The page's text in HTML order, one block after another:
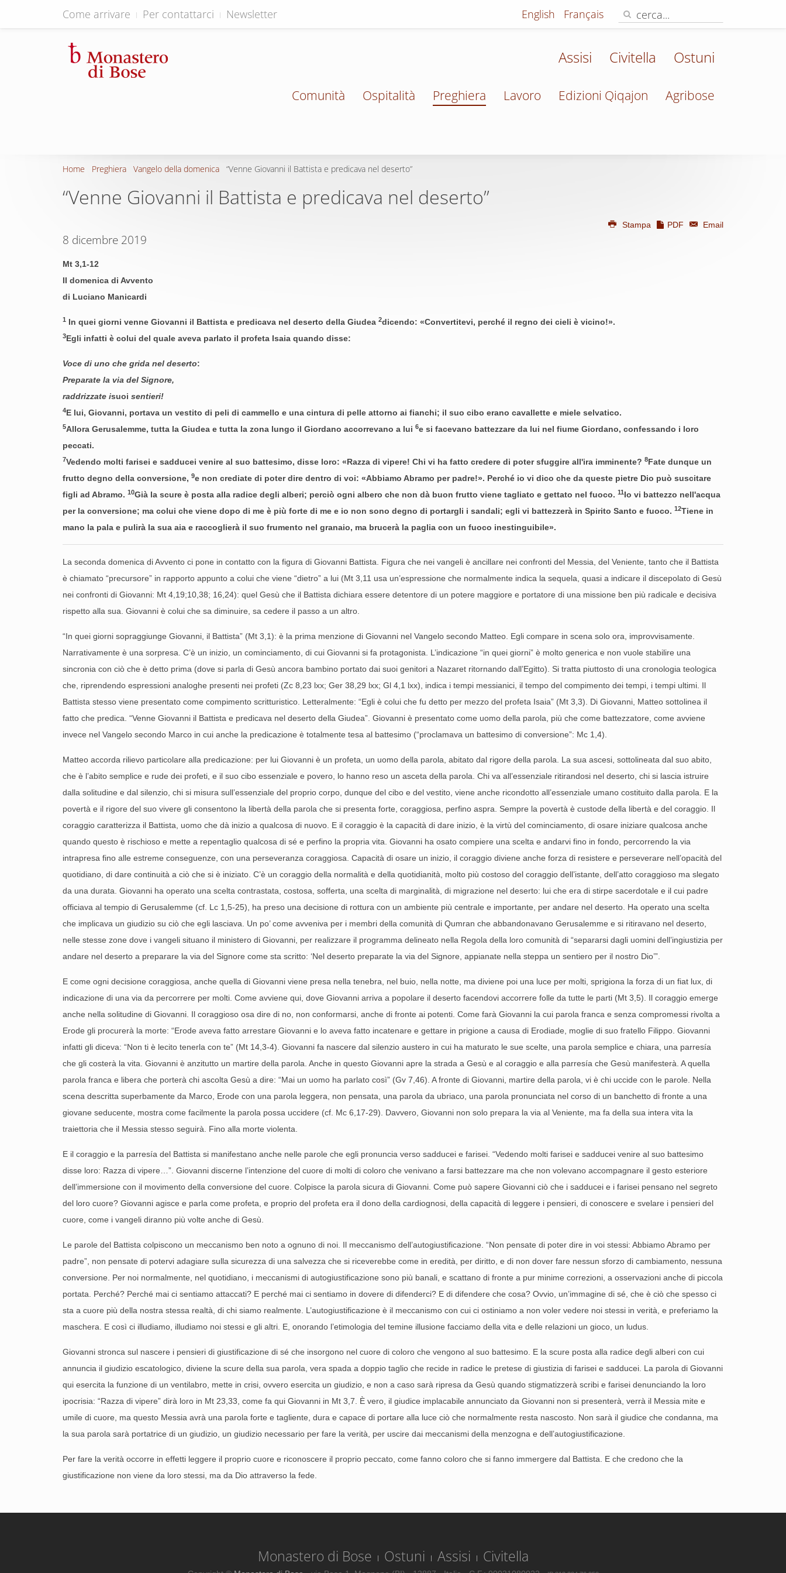
Come arrivare Per contattarci Newsletter English Français
Assisi Civitella Ostuni
Comunità Ospitalità Preghiera Lavoro Edizioni Qiqajon Agribose
Home Preghiera Vangelo della domenica “Venne Giovanni il Battista e predicava nel deserto”
“Venne Giovanni il Battista e predicava nel deserto”
Stampa PDF Email
8 dicembre 2019
Mt 3,1-12
II domenica di Avvento
di Luciano Manicardi
1 In quei giorni venne Giovanni il Battista e predicava nel deserto della Giudea 2dicendo: «Convertitevi, perché il regno dei cieli è vicino!».
3Egli infatti è colui del quale aveva parlato il profeta Isaia quando disse:
Voce di uno che grida nel deserto:
Preparate la via del Signore,
raddrizzate isuoi sentieri!
4E lui, Giovanni, portava un vestito di peli di cammello e una cintura di pelle attorno ai fianchi; il suo cibo erano cavallette e miele selvatico.
5Allora Gerusalemme, tutta la Giudea e tutta la zona lungo il Giordano accorrevano a lui 6e si facevano battezzare da lui nel fiume Giordano, confessando i loro
peccati.
7Vedendo molti farisei e sadducei venire al suo battesimo, disse loro: «Razza di vipere! Chi vi ha fatto credere di poter sfuggire all'ira imminente? 8Fate dunque un
frutto degno della conversione, 9e non crediate di poter dire dentro di voi: «Abbiamo Abramo per padre!». Perché io vi dico che da queste pietre Dio può suscitare
figli ad Abramo. 10Già la scure è posta alla radice degli alberi; perciò ogni albero che non dà buon frutto viene tagliato e gettato nel fuoco. 11Io vi battezzo nell'acqua
per la conversione; ma colui che viene dopo di me è più forte di me e io non sono degno di portargli i sandali; egli vi battezzerà in Spirito Santo e fuoco. 12Tiene in
mano la pala e pulirà la sua aia e raccoglierà il suo frumento nel granaio, ma brucerà la paglia con un fuoco inestinguibile».
La seconda domenica di Avvento ci pone in contatto con la figura di Giovanni Battista. Figura che nei vangeli è ancillare nei confronti del Messia, del Veniente, tanto che il Battista
è chiamato “precursore” in rapporto appunto a colui che viene “dietro” a lui (Mt 3,11 usa un’espressione che normalmente indica la sequela, quasi a indicare il discepolato di Gesù
nei confronti di Giovanni: Mt 4,19;10,38; 16,24): quel Gesù che il Battista dichiara essere detentore di un potere maggiore e portatore di una missione ben più radicale e decisiva
rispetto alla sua. Giovanni è colui che sa diminuire, sa cedere il passo a un altro.
“In quei giorni sopraggiunge Giovanni, il Battista” (Mt 3,1): è la prima menzione di Giovanni nel Vangelo secondo Matteo. Egli compare in scena solo ora, improvvisamente.
Narrativamente è una sorpresa. C’è un inizio, un cominciamento, di cui Giovanni si fa protagonista. L’indicazione “in quei giorni” è molto generica e non vuole stabilire una
sincronia con ciò che è detto prima (dove si parla di Gesù ancora bambino portato dai suoi genitori a Nazaret ritornando dall’Egitto). Si tratta piuttosto di una cronologia teologica
che, riprendendo espressioni analoghe presenti nei profeti (Zc 8,23 lxx; Ger 38,29 lxx; Gl 4,1 lxx), indica i tempi messianici, il tempo del compimento dei tempi, i tempi ultimi. Il
Battista stesso viene presentato come compimento scritturistico. Letteralmente: “Egli è colui che fu detto per mezzo del profeta Isaia” (Mt 3,3). Di Giovanni, Matteo sottolinea il
fatto che predica. “Venne Giovanni il Battista e predicava nel deserto della Giudea”. Giovanni è presentato come uomo della parola, più che come battezzatore, come avviene
invece nel Vangelo secondo Marco in cui anche la predicazione è totalmente tesa al battesimo (“proclamava un battesimo di conversione”: Mc 1,4).
Matteo accorda rilievo particolare alla predicazione: per lui Giovanni è un profeta, un uomo della parola, abitato dal rigore della parola. La sua ascesi, sottolineata dal suo abito,
che è l’abito semplice e rude dei profeti, e il suo cibo essenziale e povero, lo hanno reso un asceta della parola. Chi va all’essenziale ritirandosi nel deserto, chi si lascia istruire
dalla solitudine e dal silenzio, chi si misura sull’essenziale del proprio corpo, dunque del cibo e del vestito, viene anche ricondotto all’essenziale umano costituito dalla parola. E la
povertà e il rigore del suo vivere gli consentono la libertà della parola che si presenta forte, coraggiosa, perfino aspra. Sempre la povertà è custode della libertà e del coraggio. Il
coraggio caratterizza il Battista, uomo che dà inizio a qualcosa di nuovo. E il coraggio è la capacità di dare inizio, è la virtù del cominciamento, di osare iniziare qualcosa anche
quando questo è rischioso e mette a repentaglio qualcosa di sé e perfino la propria vita. Giovanni ha osato compiere una scelta e andarvi fino in fondo, percorrendo la via
intrapresa fino alle estreme conseguenze, con una perseveranza coraggiosa. Capacità di osare un inizio, il coraggio diviene anche forza di resistere e perseverare nell’opacità del
quotidiano, di dare continuità a ciò che si è iniziato. C’è un coraggio della normalità e della quotidianità, molto più costoso del coraggio dell’istante, dell’atto coraggioso ma slegato
da una durata. Giovanni ha operato una scelta contrastata, costosa, sofferta, una scelta di marginalità, di migrazione nel deserto: lui che era di stirpe sacerdotale e il cui padre
officiava al tempio di Gerusalemme (cf. Lc 1,5-25), ha preso una decisione di rottura con un ambiente più centrale e importante, per andare nel deserto. Ha operato una scelta
che implicava un giudizio su ciò che egli lasciava. Un po’ come avveniva per i membri della comunità di Qumran che abbandonavano Gerusalemme e si ritiravano nel deserto,
nelle stesse zone dove i vangeli situano il ministero di Giovanni, per realizzare il programma delineato nella Regola della loro comunità di “separarsi dagli uomini dell’ingiustizia per
andare nel deserto a preparare la via del Signore come sta scritto: ‘Nel deserto preparate la via del Signore, appianate nella steppa un sentiero per il nostro Dio’”.
E come ogni decisione coraggiosa, anche quella di Giovanni viene presa nella tenebra, nel buio, nella notte, ma diviene poi una luce per molti, sprigiona la forza di un fiat lux, di
indicazione di una via da percorrere per molti. Come avviene qui, dove Giovanni arriva a popolare il deserto facendovi accorrere folle da tutte le parti (Mt 3,5). Il coraggio emerge
anche nella solitudine di Giovanni. Il coraggioso osa dire di no, non conformarsi, anche di fronte ai potenti. Come farà Giovanni la cui parola franca e senza compromessi rivolta a
Erode gli procurerà la morte: “Erode aveva fatto arrestare Giovanni e lo aveva fatto incatenare e gettare in prigione a causa di Erodiade, moglie di suo fratello Filippo. Giovanni
infatti gli diceva: “Non ti è lecito tenerla con te” (Mt 14,3-4). Giovanni fa nascere dal silenzio austero in cui ha maturato le sue scelte, una parola semplice e chiara, una parresía
che gli costerà la vita. Giovanni è anzitutto un martire della parola. Anche in questo Giovanni apre la strada a Gesù e al coraggio e alla parresía che Gesù manifesterà. A quella
parola franca e libera che porterà chi ascolta Gesù a dire: “Mai un uomo ha parlato così” (Gv 7,46). A fronte di Giovanni, martire della parola, vi è chi uccide con le parole. Nella
scena descritta superbamente da Marco, Erode con una parola leggera, non pensata, una parola da ubriaco, una parola pronunciata nel corso di un banchetto di fronte a una
giovane seducente, mostra come facilmente la parola possa uccidere (cf. Mc 6,17-29). Davvero, Giovanni non solo prepara la via al Veniente, ma fa della sua intera vita la
traiettoria che il Messia stesso seguirà. Fino alla morte violenta.
E il coraggio e la parresía del Battista si manifestano anche nelle parole che egli pronuncia verso sadducei e farisei. “Vedendo molti farisei e sadducei venire al suo battesimo
disse loro: Razza di vipere…”. Giovanni discerne l’intenzione del cuore di molti di coloro che venivano a farsi battezzare ma che non volevano accompagnare il gesto esteriore
dell’immersione con il movimento della conversione del cuore. Colpisce la parola sicura di Giovanni. Come può sapere Giovanni ciò che i sadducei e i farisei pensano nel segreto
del loro cuore? Giovanni agisce e parla come profeta, e proprio del profeta era il dono della cardiognosi, della capacità di leggere i pensieri, di conoscere e svelare i pensieri del
cuore, come i vangeli diranno più volte anche di Gesù.
Le parole del Battista colpiscono un meccanismo ben noto a ognuno di noi. Il meccanismo dell’autogiustificazione. “Non pensate di poter dire in voi stessi: Abbiamo Abramo per
padre”, non pensate di potervi adagiare sulla sicurezza di una salvezza che si riceverebbe come in eredità, per diritto, e di non dover fare nessun sforzo di cambiamento, nessuna
conversione. Per noi normalmente, nel quotidiano, i meccanismi di autogiustificazione sono più banali, e scattano di fronte a pur minime correzioni, a osservazioni anche di piccola
portata. Perché? Perché mai ci sentiamo attaccati? E perché mai ci sentiamo in dovere di difenderci? E di difendere che cosa? Ovvio, un’immagine di sé, che è ciò che spesso ci
sta a cuore più della nostra stessa realtà, di chi siamo realmente. L’autogiustificazione è il meccanismo con cui ci ostiniamo a non voler vedere noi stessi in verità, e preferiamo la
maschera. E così ci illudiamo, illudiamo noi stessi e gli altri. E, onorando l’etimologia del temine illusione facciamo della vita e delle relazioni un gioco, un ludus.
Giovanni stronca sul nascere i pensieri di giustificazione di sé che insorgono nel cuore di coloro che vengono al suo battesimo. E la scure posta alla radice degli alberi con cui
annuncia il giudizio escatologico, diviene la scure della sua parola, vera spada a doppio taglio che recide in radice le pretese di giustizia di farisei e sadducei. La parola di Giovanni
qui esercita la funzione di un ventilabro, mette in crisi, ovvero esercita un giudizio, e non a caso sarà ripresa da Gesù quando stigmatizzerà scribi e farisei denunciando la loro
ipocrisia: “Razza di vipere” dirà loro in Mt 23,33, come fa qui Giovanni in Mt 3,7. È vero, il giudice implacabile annunciato da Giovanni non si presenterà, verrà il Messia mite e
umile di cuore, ma questo Messia avrà una parola forte e tagliente, dura e capace di portare alla luce ciò che normalmente resta nascosto. Non sarà il giudice che condanna, ma
la sua parola sarà portatrice di un giudizio, un giudizio necessario per fare la verità, per uscire dai meccanismi della menzogna e dell’autogiustificazione.
Per fare la verità occorre in effetti leggere il proprio cuore e riconoscere il proprio peccato, come fanno coloro che si fanno immergere dal Battista. E che credono che la
giustificazione non viene da loro stessi, ma da Dio attraverso la fede.
Monastero di Bose Ostuni Assisi Civitella